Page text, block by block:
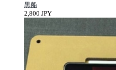
黒船
2,800 JPY